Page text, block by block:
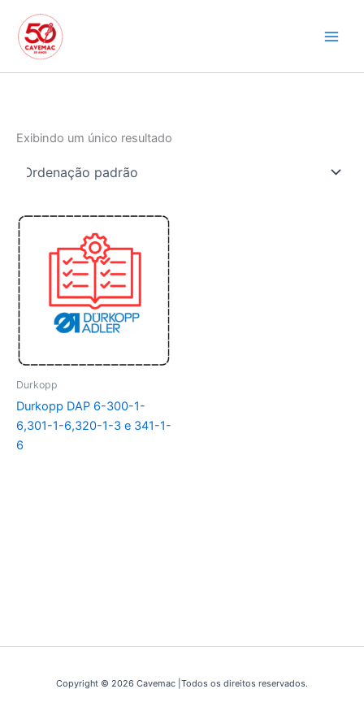
para
Exibindo um único resultado
Durkopp
Durkopp DAP 6-300-1-
6,301-1-6,320-1-3 e 341-1-
6
Copyright © 2026 Cavemac |Todos os direitos reservados.